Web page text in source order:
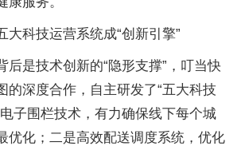
大科技运营系统成“创新引擎”
后是技术创新的“隐形支撑”，叮当快
的深度合作，自主研发了“五大科技
子围栏技术，有力确保线下每个城
优化；二是高效配送调度系统，优化